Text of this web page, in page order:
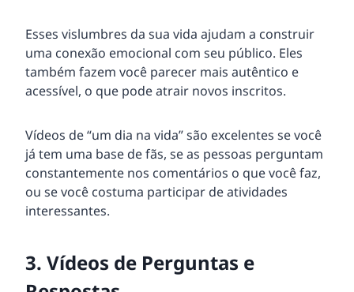
Esses vislumbres da sua vida ajudam a construir
uma conexão emocional com seu público. Eles
também fazem você parecer mais autêntico e
acessível, o que pode atrair novos inscritos.
Vídeos de “um dia na vida” são excelentes se você
já tem uma base de fãs, se as pessoas perguntam
constantemente nos comentários o que você faz,
ou se você costuma participar de atividades
interessantes.
3. Vídeos de Perguntas e